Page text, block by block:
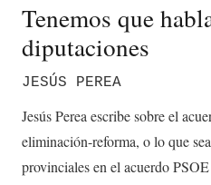
Tenemos que
diputaciones
JESÚS PEREA
Jesús Perea escribe sobre el
eliminación-reforma, o lo que
provinciales en el acuerdo